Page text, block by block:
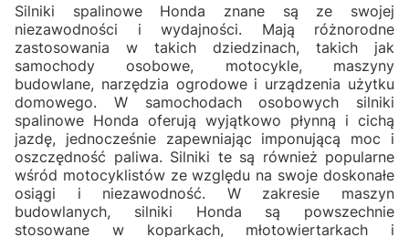
Silniki spalinowe Honda znane są ze swojej
niezawodności i wydajności. Mają różnorodne
zastosowania w takich dziedzinach, takich jak
samochody osobowe, motocykle, maszyny
budowlane, narzędzia ogrodowe i urządzenia użytku
domowego. W samochodach osobowych silniki
spalinowe Honda oferują wyjątkowo płynną i cichą
jazdę, jednocześnie zapewniając imponującą moc i
oszczędność paliwa. Silniki te są również popularne
wśród motocyklistów ze względu na swoje doskonałe
osiągi i niezawodność. W zakresie maszyn
budowlanych, silniki Honda są powszechnie
stosowane w koparkach, młotowiertarkach i